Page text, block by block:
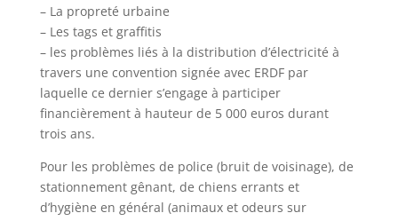
– La propreté urbaine
– Les tags et graffitis
– les problèmes liés à la distribution d’électricité à
travers une convention signée avec ERDF par
laquelle ce dernier s’engage à participer
financièrement à hauteur de 5 000 euros durant
trois ans.
Pour les problèmes de police (bruit de voisinage), de
stationnement gênant, de chiens errants et
d’hygiène en général (animaux et odeurs sur